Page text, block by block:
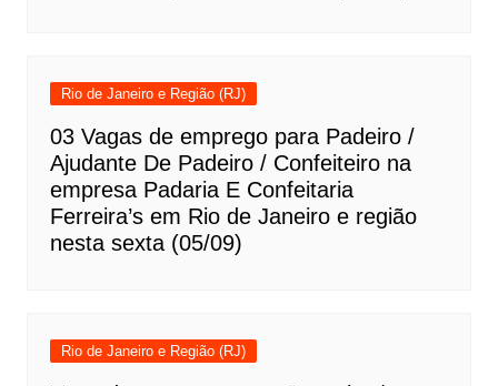
Rio de Janeiro e Região (RJ)
03 Vagas de emprego para Padeiro /
Ajudante De Padeiro / Confeiteiro na
empresa Padaria E Confeitaria
Ferreira’s em Rio de Janeiro e região
nesta sexta (05/09)
Rio de Janeiro e Região (RJ)